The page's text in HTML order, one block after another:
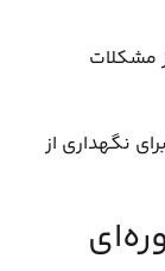
مشکلات
نگهداری از